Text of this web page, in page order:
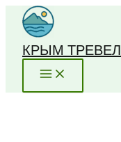
Перейти
содержимому
КРЫМ ТРЕВЕЛ